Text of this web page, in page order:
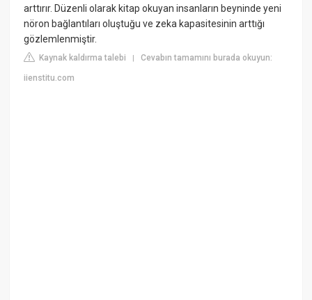
arttırır. Düzenli olarak kitap okuyan insanların beyninde yeni
nöron bağlantıları oluştuğu ve zeka kapasitesinin arttığı
gözlemlenmiştir.
Kaynak kaldırma talebi |Cevabın tamamını burada okuyun:
iienstitu.com